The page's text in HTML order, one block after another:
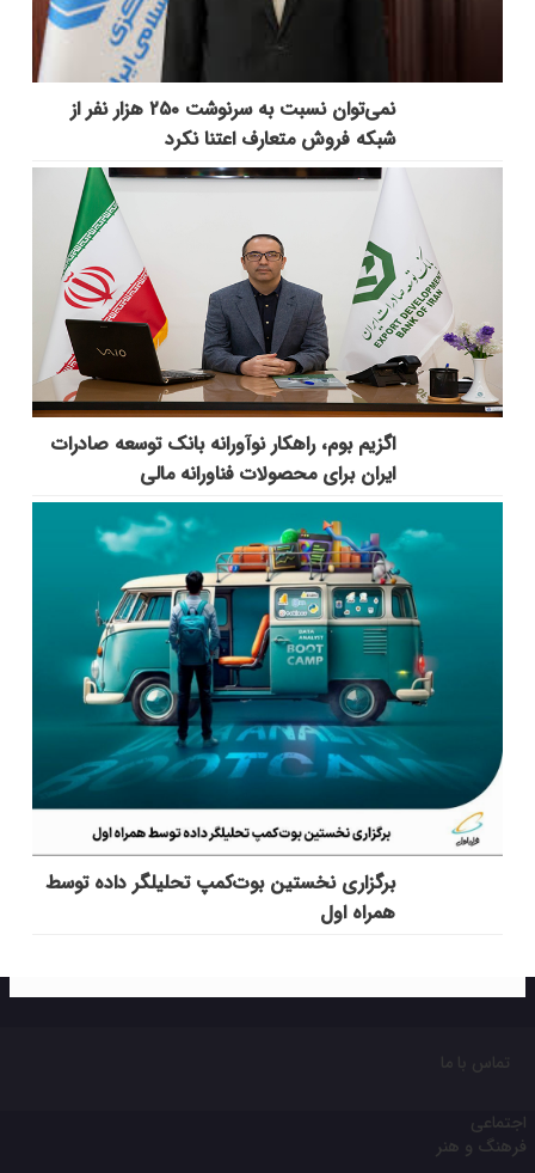
نمی‌توان نسبت به سرنوشت ۲۵۰ هزار نفر از
شبکه فروش متعارف اعتنا نکرد
اگزیم بوم، راهکار نوآورانه بانک توسعه صادرات
ایران برای محصولات فناورانه مالی
برگزاری نخستین بوت‌کمپ تحلیلگر داده توسط
همراه اول
تماس با ما
اجتماعی
فرهنگ و هنر